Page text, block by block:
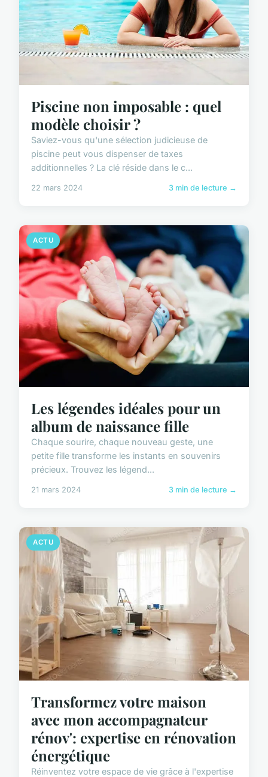
Piscine non imposable : quel
modèle choisir ?
Saviez-vous qu'une sélection judicieuse de
piscine peut vous dispenser de taxes
additionnelles ? La clé réside dans le c...
22 mars 2024 3 min de lecture →
ACTU
Les légendes idéales pour un
album de naissance fille
Chaque sourire, chaque nouveau geste, une
petite fille transforme les instants en souvenirs
précieux. Trouvez les légend...
21 mars 2024 3 min de lecture →
ACTU
Transformez votre maison
avec mon accompagnateur
rénov': expertise en rénovation
énergétique
Réinventez votre espace de vie grâce à l'expertise